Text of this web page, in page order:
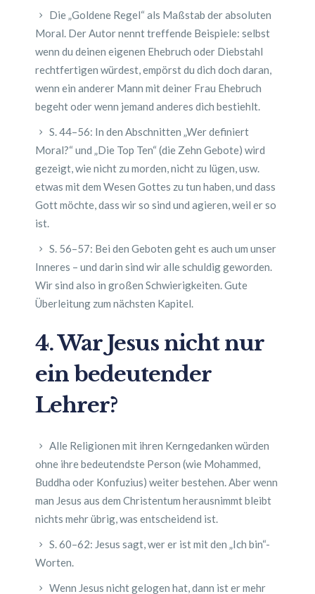
Die „Goldene Regel“ als Maßstab der absoluten
Moral. Der Autor nennt treffende Beispiele: selbst
wenn du deinen eigenen Ehebruch oder Diebstahl
rechtfertigen würdest, empörst du dich doch daran,
wenn ein anderer Mann mit deiner Frau Ehebruch
begeht oder wenn jemand anderes dich bestiehlt.
S. 44–56: In den Abschnitten „Wer definiert
Moral?“ und „Die Top Ten“ (die Zehn Gebote) wird
gezeigt, wie nicht zu morden, nicht zu lügen, usw.
etwas mit dem Wesen Gottes zu tun haben, und dass
Gott möchte, dass wir so sind und agieren, weil er so
ist.
S. 56–57: Bei den Geboten geht es auch um unser
Inneres – und darin sind wir alle schuldig geworden.
Wir sind also in großen Schwierigkeiten. Gute
Überleitung zum nächsten Kapitel.
4. War Jesus nicht nur
ein bedeutender
Lehrer?
Alle Religionen mit ihren Kerngedanken würden
ohne ihre bedeutendste Person (wie Mohammed,
Buddha oder Konfuzius) weiter bestehen. Aber wenn
man Jesus aus dem Christentum herausnimmt bleibt
nichts mehr übrig, was entscheidend ist.
S. 60–62: Jesus sagt, wer er ist mit den „Ich bin“-
Worten.
Wenn Jesus nicht gelogen hat, dann ist er mehr